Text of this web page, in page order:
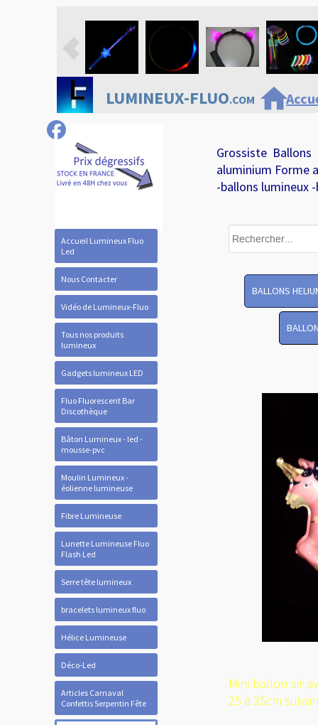
Accueil Lumineux Fluo
Led
Nous Contacter
Vidéo de Lumineux-Fluo
Tous nos produits
lumineux
Gadgets lumineux LED
Fluo Fluorescent Bar
Discothèque
Bâton Lumineux - led -
mousse-pvc
Moulin Lumineux -
éolienne lumineuse
Fibre Lumineuse
Lunette Lumineuse Fluo
Flash Led
Serre tête lumineux
bracelets lumineux fluo
Hélice Lumineuse
Déco-Led
Articles Carnaval
Confettis Serpentin Fête
LUMINEUX-FLUO.COMhome
Grossiste
aluminium Forme
-ballons lumineux
BALLONS
Mini ballon air
25 à 35cm